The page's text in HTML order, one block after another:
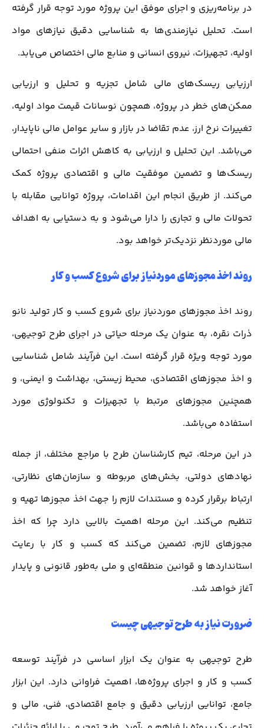
در برنامه‌ریزی و اجرای موفق این پروژه مورد توجه قرار گرفته
است. تحلیل نیازمندی‌ها به شناسایی دقیق نیازهای مواد
اولیه، تجهیزات، نیروی انسانی و منابع مالی اختصاص می‌یابد.
ارزیابی ریسک‌های مالی شامل تجزیه و تحلیل و ارزیابی
ممکن‌های خطر در پروژه، همچون نوسانات قیمت مواد اولیه،
تغییرات نرخ ارز، عدم تقاضا در بازار و سایر عوامل مالی ناپایدار،
می‌باشد. این تحلیل و ارزیابی به کاهش اثرات منفی احتمالی
ریسک‌ها و تضمین موفقیت مالی و اقتصادی پروژه کمک
می‌کند. از طریق انجام این اقدامات، پروژه توانایی مقابله با
تحولات مالی و تجاری را دارا می‌شود و به دستیابی به اهداف
مالی موردنظر نزدیک‌تر خواهد بود.
روند اخذ مجوزهای موردنیاز برای شروع کسب و کار
روند اخذ مجوزهای موردنیاز برای شروع کسب و کار تولید نانو
ذرات نقره، به عنوان یک مرحله حیاتی در اجرای طرح توجیهی،
مورد توجه ویژه قرار گرفته است. این فرآیند شامل شناسایی
و اخذ مجوزهای اقتصادی، محیط زیستی، بهداشت و ایمنی، و
همچنین مجوزهای مرتبط با تجهیزات و تکنولوژی مورد
استفاده می‌باشد.
در این مرحله، تیم کارشناسان طرح با مراجع مختلف، از جمله
نهادهای دولتی، بخش‌های مربوطه و سازمان‌های نظارتی،
ارتباط برقرار کرده و مستندات لازم را جهت اخذ مجوزها تهیه و
تنظیم می‌کند. این مرحله اهمیت بالایی دارد چرا که اخذ
مجوزهای لازم، تضمین می‌کند که کسب و کار با رعایت
استانداردها و قوانین منطقه‌ای و ملی به‌طور قانونی و پایدار
آغاز خواهد شد.
ضرورت نیاز به طرح توجیهی چیست
طرح توجیهی به عنوان یک ابزار اساسی در فرآیند توسعه
کسب و کار و اجرای پروژه‌ها، اهمیت فراوانی دارد. این ابزار
جامع، توانایی ارزیابی دقیق و جامع اقتصادی، فنی، مالی و